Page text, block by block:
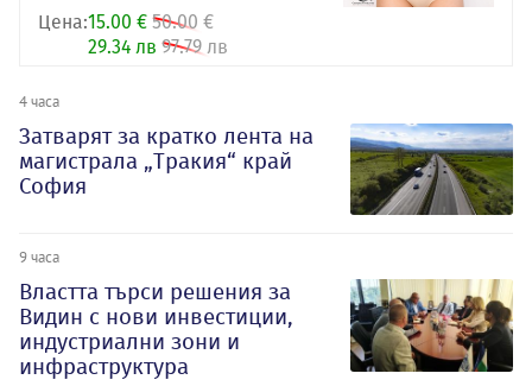
Цена:15.00 € 50.00 €
29.34 лв 97.79 лв
4 часа
Затварят за кратко лента на
магистрала „Тракия“ край
София
9 часа
Властта търси решения за
Видин с нови инвестиции,
индустриални зони и
инфраструктура